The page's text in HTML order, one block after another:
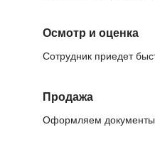
Осмотр и оценка
Сотрудник приедет
Продажа
Оформляем